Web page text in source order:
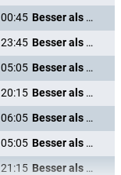
00:45
Besser als nix - Gestorben ist noch jeder
23:45
Besser als nix - Gestorben ist noch jeder
05:05
Besser als nix - Gestorben ist noch jeder
20:15
Besser als nix - Gestorben ist noch jeder
06:05
Besser als nix - Gestorben ist noch jeder
05:05
Besser als nix - Gestorben ist noch jeder
21:15
Besser als nix - Gestorben ist noch jeder